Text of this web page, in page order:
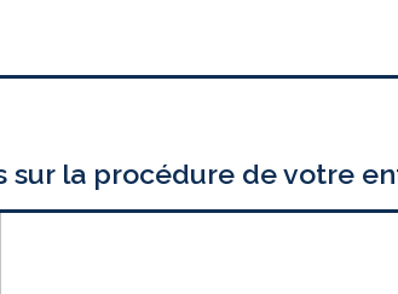
sur la procédure de votre